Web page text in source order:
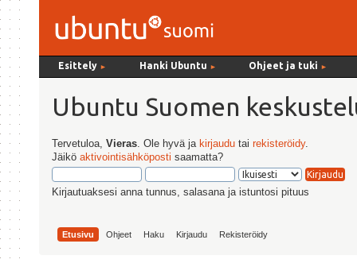
Esittely ► Hanki Ubuntu ► Ohjeet ja tuki ►
Ubuntu Suomen
Tervetuloa,Vieras . Ole hyvä ja kirjaudu tairekisteröidy.
Jäiköaktivointisähköposti saamatta?
Kirjautuaksesi anna tunnus, salasana ja istuntosi pituus
Etusivu Ohjeet Haku Kirjaudu Rekisteröidy